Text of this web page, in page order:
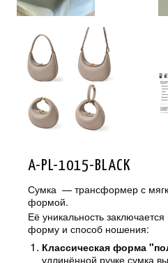
A-PL-1015-BLACK
Сумка — трансформер с
формой.
Её уникальность
форму и способ ношения:
Классическая форма
удлинённой ручке сумка